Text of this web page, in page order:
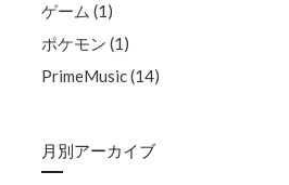
ゲーム (1)
ポケモン (1)
PrimeMusic (14)
月別アーカイブ